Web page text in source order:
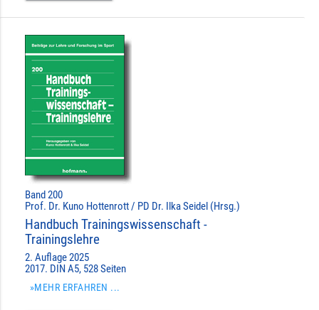
Band 200
Prof. Dr. Kuno Hottenrott / PD Dr. Ilka Seidel (Hrsg.)
Handbuch Trainingswissenschaft -
Trainingslehre
2. Auflage 2025
2017. DIN A5, 528 Seiten
»MEHR ERFAHREN ...